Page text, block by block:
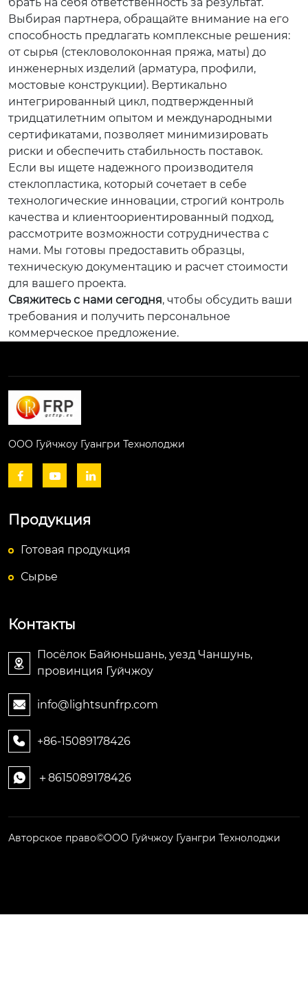
Выбирая партнера, обращайте внимание на его
способность предлагать комплексные решения:
от сырья (стекловолоконная пряжа, маты) до
инженерных изделий (арматура, профили,
мостовые конструкции). Вертикально
интегрированный цикл, подтвержденный
тридцатилетним опытом и международными
сертификатами, позволяет минимизировать
риски и обеспечить стабильность поставок.
Если вы ищете надежного производителя
стеклопластика, который сочетает в себе
технологические инновации, строгий контроль
качества и клиентоориентированный подход,
рассмотрите возможности сотрудничества с
нами. Мы готовы предоставить образцы,
техническую документацию и расчет стоимости
для вашего проекта.
Свяжитесь с нами сегодня, чтобы обсудить ваши
требования и получить персональное
коммерческое предложение.
ООО Гуйчжоу Гуангри Технолоджи
  
Продукция
Готовая продукция
Сырье
Контакты

Посёлок Байюньшань, уезд Чаншунь,
провинция Гуйчжоу
 info@lightsunfrp.com
 +86-15089178426
 ＋8615089178426
Авторское право©ООО Гуйчжоу Гуангри Технолоджи